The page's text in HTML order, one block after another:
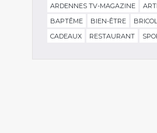
ARDENNES TV-MAGAZINE
BAPTÊME
BIEN-ÊTRE
CADEAUX
RESTAURANT